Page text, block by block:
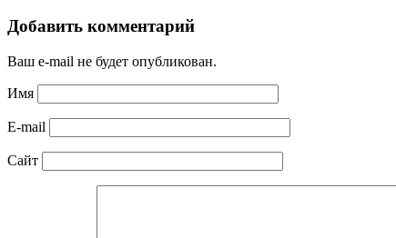
Добавить комментарий
Ваш e-mail не будет опубликован.
Имя
E-mail
Сайт